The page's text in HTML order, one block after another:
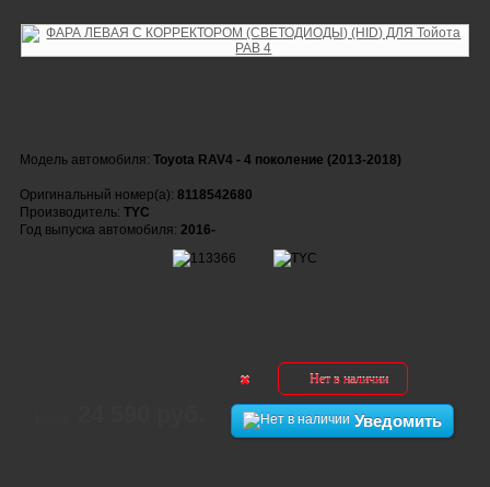
Модель автомобиля: Toyota RAV4 - 4 поколение (2013-2018)
Оригинальный номер(а): 8118542680
Производитель: TYC
Год выпуска автомобиля: 2016-
Нет в наличии
Уведомить